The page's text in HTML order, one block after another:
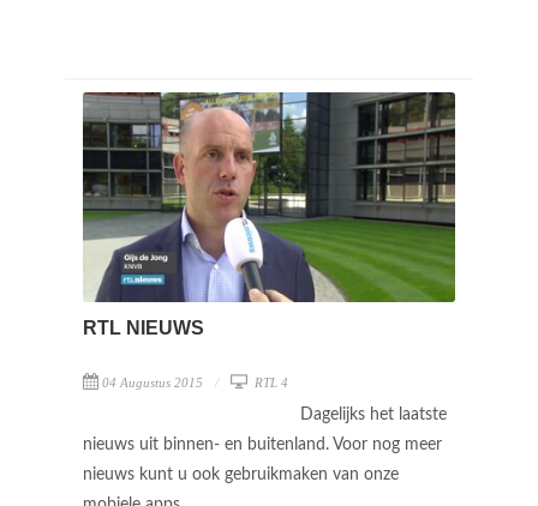
RTL NIEUWS
04 Augustus 2015 RTL 4
Dagelijks het laatste
nieuws uit binnen- en buitenland. Voor nog meer
nieuws kunt u ook gebruikmaken van onze